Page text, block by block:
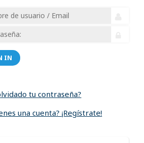
IN
tu contraseña?
una cuenta? ¡Regístrate!